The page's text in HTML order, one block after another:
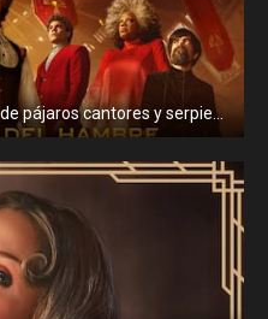
Los juegos del hambre: Balada de pájaros cantores y serpientes